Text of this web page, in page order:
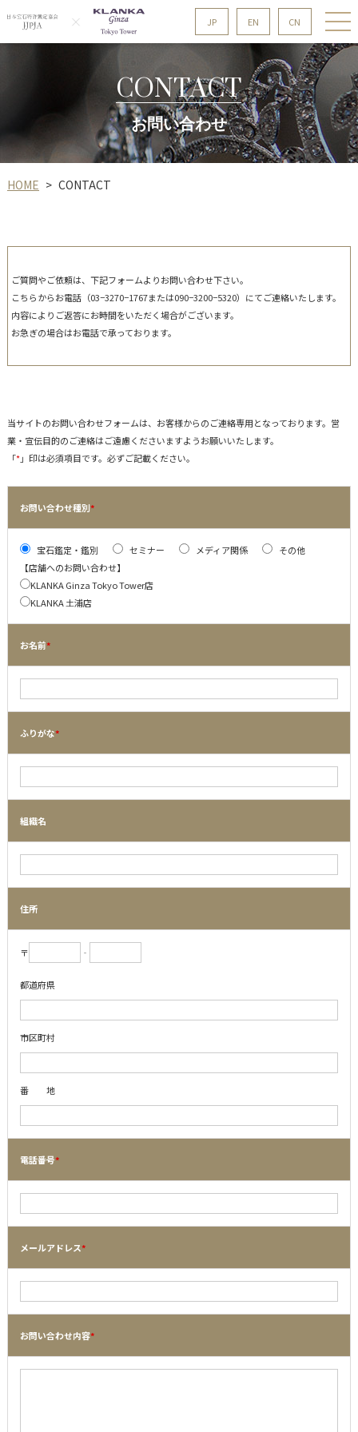
JP EN CN
CONTACT
お問い合わせ
HOME > CONTACT
ご質問やご依頼は、下記フォームよりお問い合わせ下さい。
​​​​​​​こちらからお電話（03−3270−1767または090−3200−5320）にてご連絡いたします。
内容によりご返答にお時間をいただく場合がございます。
お急ぎの場合はお電話で承っております。
当サイトのお問い合わせフォームは、お客様からのご連絡専用となっております。営
業・宣伝目的のご連絡はご遠慮くださいますようお願いいたします。
「*」印は必須項⽬です。必ずご記載ください。
お問い合わせ種別*
宝石鑑定・鑑別 セミナー メディア関係 その他
【店舗へのお問い合わせ】
KLANKA Ginza Tokyo Tower店
KLANKA 土浦店
お名前*
ふりがな*
組織名
住所
〒 ‐
都道府県
市区町村
番 地
電話番号*
メールアドレス*
お問い合わせ内容*